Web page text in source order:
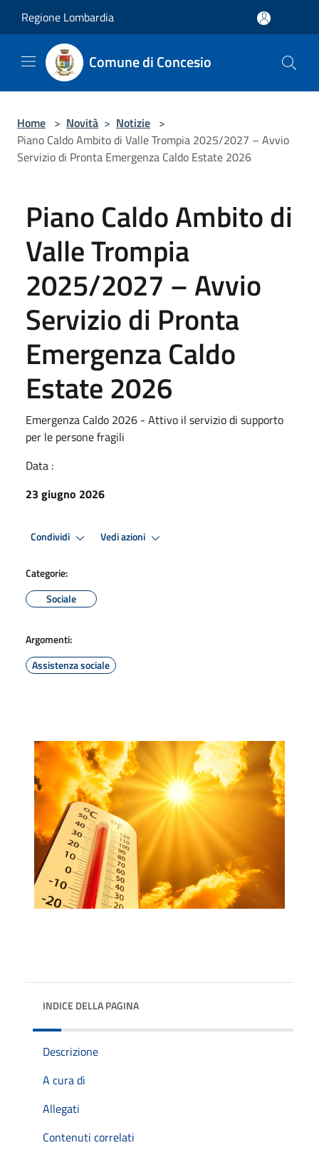
Regione Lombardia
Comune di Concesio
Home > Novità > Notizie >
Piano Caldo Ambito di Valle Trompia 2025/2027 – Avvio
Servizio di Pronta Emergenza Caldo Estate 2026
Piano Caldo Ambito di
Valle Trompia
2025/2027 – Avvio
Servizio di Pronta
Emergenza Caldo
Estate 2026
Emergenza Caldo 2026 - Attivo il servizio di supporto
per le persone fragili
Data :
23 giugno 2026
Condividi Vedi azioni
Categorie:
Sociale
Argomenti:
Assistenza sociale
INDICE DELLA PAGINA
Descrizione
A cura di
Allegati
Contenuti correlati